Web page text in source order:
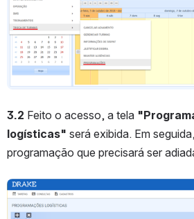
3.2 Feito o acesso, a tela
logísticas" será exibida. Em
programação que precisará ser
Abrir